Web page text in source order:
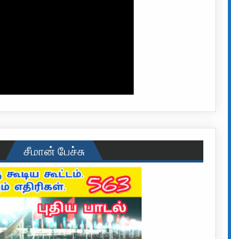
சீமான் பேச்சு